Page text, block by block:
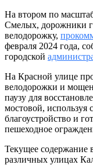
На втором по
Смелых, дорожники
велодорожку,
февраля 2024 года,
городской
На Красной улице
велодорожки и
паузу для
мостовой, используя
благоустройство и
пешеходное
Текущее содержание
различных улицах